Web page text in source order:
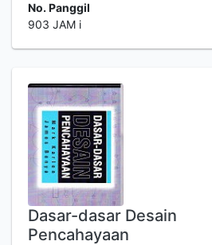
No. Panggil
903 JAM i
Dasar-dasar Desain
Pencahayaan